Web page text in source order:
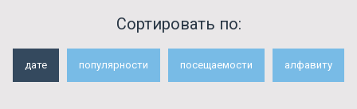
Сортировать по:
дате популярности посещаемости алфавиту